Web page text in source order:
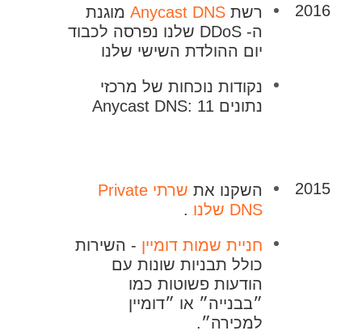
2016 רשת Anycast DNS מוגנת
ה- DDoS שלנו נפרסה לכבוד
יום ההולדת השישי שלנו
נקודות נוכחות של מרכזי
נתונים Anycast DNS: 11
2015 השקנו את
שרתי Private
DNS שלנו
.
חניית שמות דומיין - השירות
כולל תבניות שונות עם
הודעות פשוטות כמו
״בבנייה״ או ״דומיין
למכירה״.